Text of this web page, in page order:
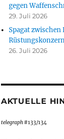
gegen
29. Juli 2026
Spagat
26. Juli 2026
AKTUELLE
telegraph#133/134